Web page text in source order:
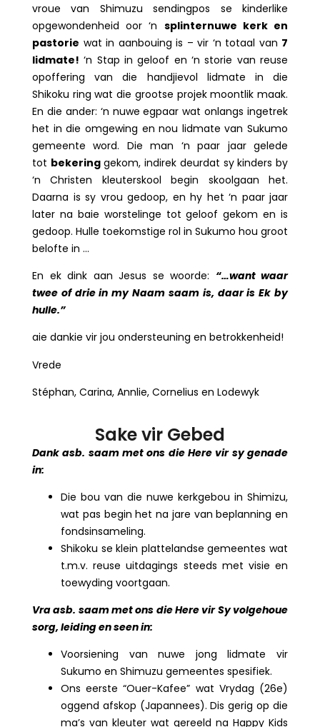
vroue van Shimuzu sendingpos se kinderlike
opgewondenheid oor ‘n splinternuwe kerk en
pastorie wat in aanbouing is – vir ‘n totaal van 7
lidmate! ‘n Stap in geloof en ‘n storie van reuse
opoffering van die handjievol lidmate in die
Shikoku ring wat die grootse projek moontlik maak.
En die ander: ‘n nuwe egpaar wat onlangs ingetrek
het in die omgewing en nou lidmate van Sukumo
gemeente word. Die man ‘n paar jaar gelede
tot bekeringgekom, indirek deurdat sy kinders by
‘n Christen kleuterskool begin skoolgaan het.
Daarna is sy vrou gedoop, en hy het ‘n paar jaar
later na baie worstelinge tot geloof gekom en is
gedoop. Hulle toekomstige rol in Sukumo hou groot
belofte in …
En ek dink aan Jesus se woorde: “…want waar
twee of drie in my Naam saam is, daar is Ek by
hulle.”
aie dankie vir jou ondersteuning en betrokkenheid!
Vrede
Stéphan, Carina, Annlie, Cornelius en Lodewyk
Sake vir Gebed
Dank asb. saam met ons die Here vir sy genade
in:
Die bou van die nuwe kerkgebou in Shimizu,
wat pas begin het na jare van beplanning en
fondsinsameling.
Shikoku se klein plattelandse gemeentes wat
t.m.v. reuse uitdagings steeds met visie en
toewyding voortgaan.
Vra asb. saam met ons die Here vir Sy volgehoue
sorg, leiding en seen in:
Voorsiening van nuwe jong lidmate vir
Sukumo en Shimuzu gemeentes spesifiek.
Ons eerste “Ouer-Kafee” wat Vrydag (26e)
oggend afskop (Japannees). Dis gerig op die
ma’s van kleuter wat gereeld na Happy Kids